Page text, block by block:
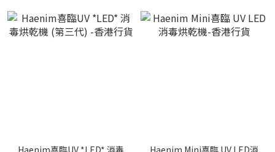
Haenim喜臨UV *LED* 消毒
Haenim Mini喜臨 UV LED消